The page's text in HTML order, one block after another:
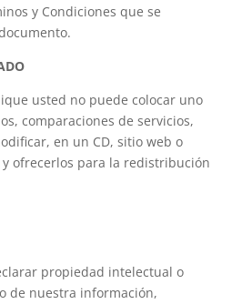
y Condiciones que se
usted no puede colocar uno
comparaciones de servicios,
en un CD, sitio web o
ofrecerlos para la redistribución
propiedad intelectual o
de nuestra información,